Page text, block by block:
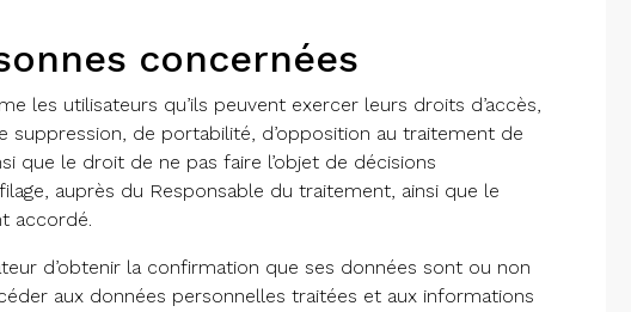
concernées
les utilisateurs qu’ils peuvent exercer leurs droits d’accès,
suppression, de portabilité, d’opposition au traitement de
que le droit de ne pas faire l’objet de décisions
auprès du Responsable du traitement, ainsi que le
accordé.
d’obtenir la confirmation que ses données sont ou non
aux données personnelles traitées et aux informations